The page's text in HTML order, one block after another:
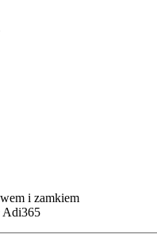
i zamkiem
Adi365